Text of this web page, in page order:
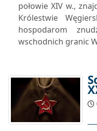
połowie XIV w.,
Królestwie
hospodarom
wschodnich granic